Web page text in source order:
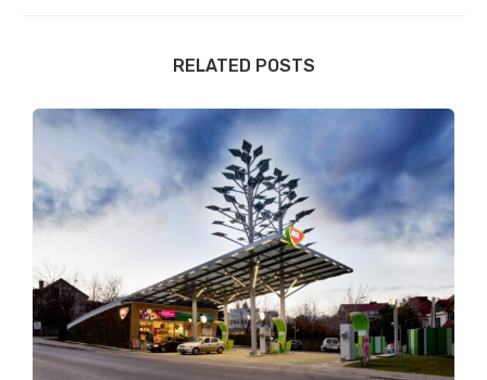
RELATED POSTS